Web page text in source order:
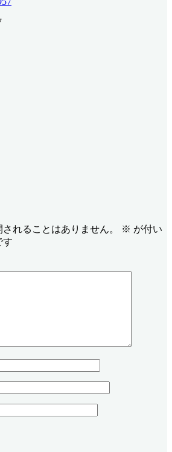
れることはありません。 ※ が付い
す